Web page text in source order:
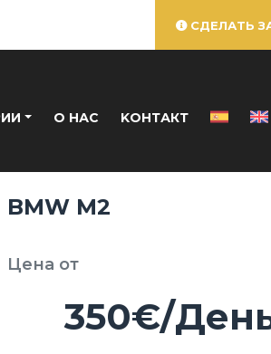
СДЕЛАТЬ
О НАС KОНТАКТ
BMW M2
Цена от
350€/